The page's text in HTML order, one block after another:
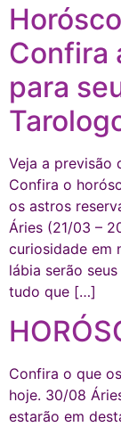
Confira
para
Veja a previsão
Confira o
os astros
Áries (21/03 –
curiosidade em
lábia serão
tudo que […]
Confira o que
hoje. 30/08
estarão em